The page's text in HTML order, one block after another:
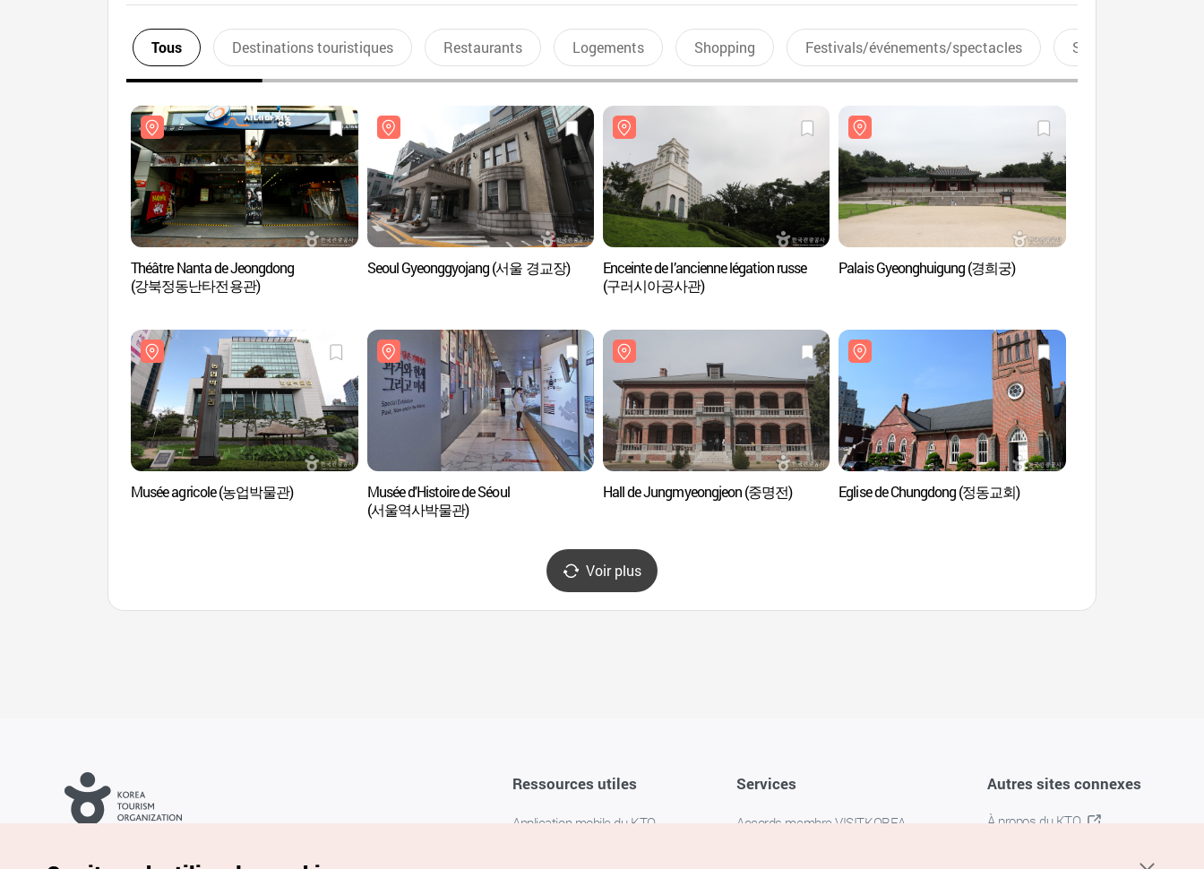
Tous Destinations touristiques Restaurants Logements Shopping Festivals/événements/spectacles Sports aquatiques
Théâtre Nanta de Jeongdong
(강북정동난타전용관)
Seoul Gyeonggyojang (서울 경교장)
Enceinte de l’ancienne légation russe
(구러시아공사관)
Palais Gyeonghuigung (경희궁)
Musée agricole (농업박물관)
Musée d'Histoire de Séoul
(서울역사박물관)
Hall de Jungmyeongjeon (중명전) Eglise de Chungdong (정동교회)
Voir plus
Ressources utiles
Application mobile du KTO
Services
Accords membre VISITKOREA
Autres sites connexes
À propos du KTO
Pour les rapports d'erreurs et demandes de renseignements,